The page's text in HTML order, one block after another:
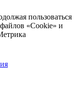
пользоваться
«Cookie» и